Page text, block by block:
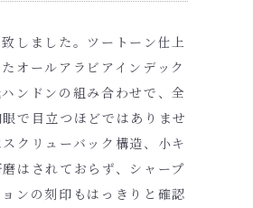
しました。ツートーン仕上
オールアラビアインデック
ンドンの組み合わせで、全
で目立つほどではありませ
クリューバック構造、小キ
はされておらず、シャープ
ンの刻印もはっきりと確認